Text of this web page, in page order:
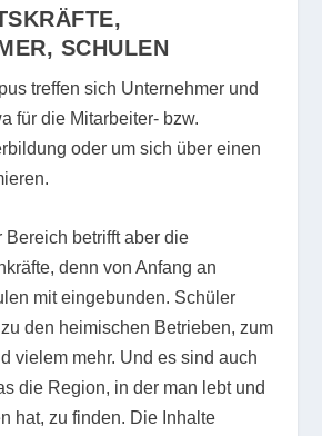
SCHULEN
treffen sich Unternehmer und
für die Mitarbeiter- bzw.
oder um sich über einen
Bereich betrifft aber die
denn von Anfang an
mit eingebunden. Schüler
den heimischen Betrieben, zum
vielem mehr. Und es sind auch
die Region, in der man lebt und
hat, zu finden. Die Inhalte